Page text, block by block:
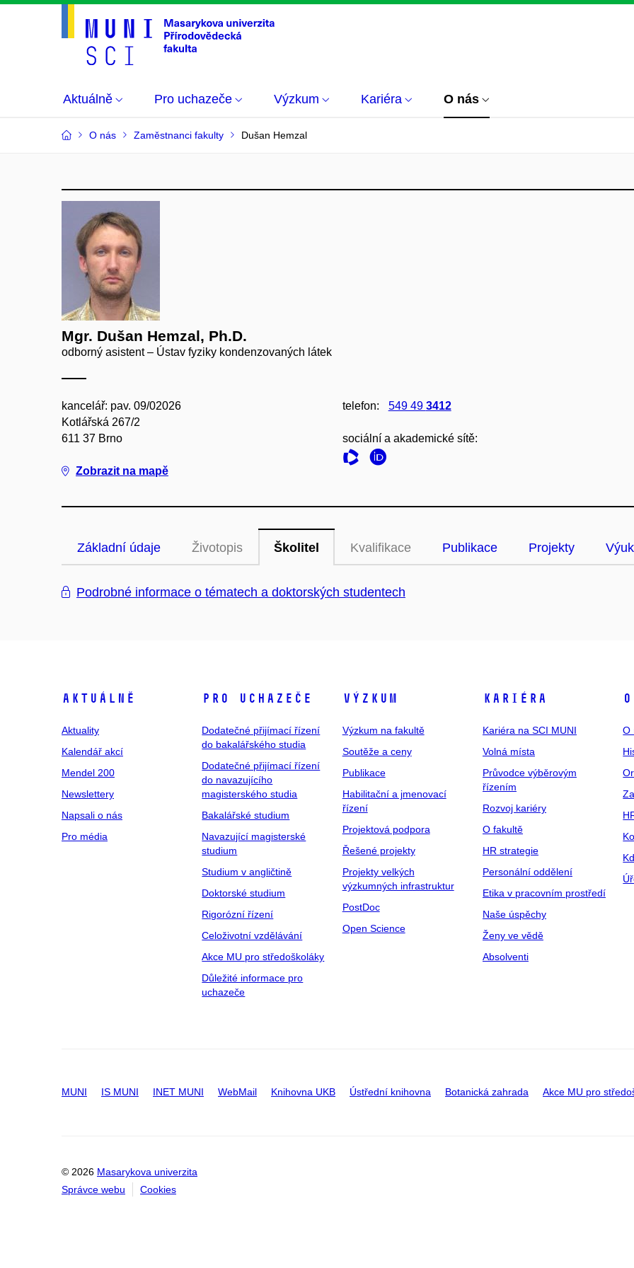
Aktuálně Pro uchazeče Výzkum Kariéra O nás
O nás Zaměstnanci fakulty Dušan Hemzal
Mgr. Dušan Hemzal, Ph.D.
odborný asistent – Ústav fyziky kondenzovaných látek
kancelář: pav. 09/02026
Kotlářská 267/2
611 37 Brno
Zobrazit na mapě
telefon: 549 49 3412
sociální a akademické sítě:
Základní údaje Životopis Školitel Kvalifikace Publikace Projekty
Podrobné informace o tématech a doktorských studentech
Aktuálně
Aktuality
Kalendář akcí
Mendel 200
Newslettery
Napsali o nás
Pro média
Pro uchazeče
Dodatečné přijímací řízení
do bakalářského studia
Dodatečné přijímací řízení
do navazujícího
magisterského studia
Bakalářské studium
Navazující magisterské
studium
Studium v angličtině
Doktorské studium
Rigorózní řízení
Celoživotní vzdělávání
Akce MU pro středoškoláky
Důležité informace pro
uchazeče
Výzkum
Výzkum na fakultě
Soutěže a ceny
Publikace
Habilitační a jmenovací
řízení
Projektová podpora
Řešené projekty
Projekty velkých
výzkumných infrastruktur
PostDoc
Open Science
Kariéra
Kariéra na SCI MUNI
Volná místa
Průvodce výběrovým
řízením
Rozvoj kariéry
O fakultě
HR strategie
Personální oddělení
Etika v pracovním prostředí
Naše úspěchy
Ženy ve vědě
Absolventi
O
MUNI IS MUNI INET MUNI WebMail Knihovna UKB Ústřední knihovna Botanická zahrada Akce MU pro
© 2026 Masarykova univerzita
Správce webu
Cookies